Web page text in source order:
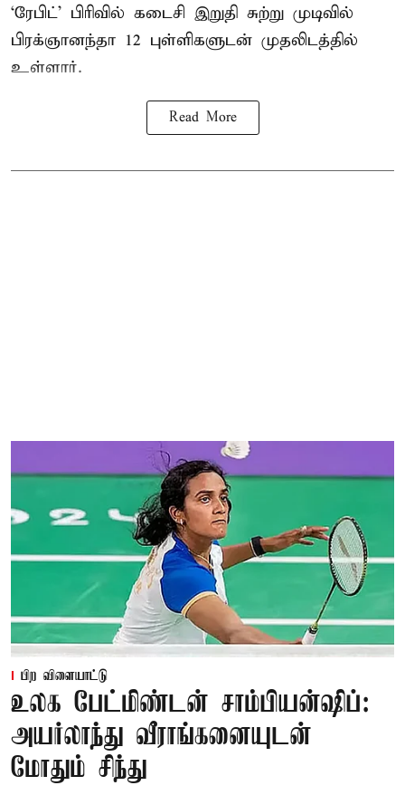
‘ரேபிட்’ பிரிவில் கடைசி இறுதி சுற்று முடிவில்
பிரக்ஞானந்தா 12 புள்ளிகளுடன் முதலிடத்தில்
உள்ளார்.
Read More
பிற விளையாட்டு
உலக பேட்மிண்டன் சாம்பியன்ஷிப்:
அயர்லாந்து வீராங்கனையுடன்
மோதும் சிந்து